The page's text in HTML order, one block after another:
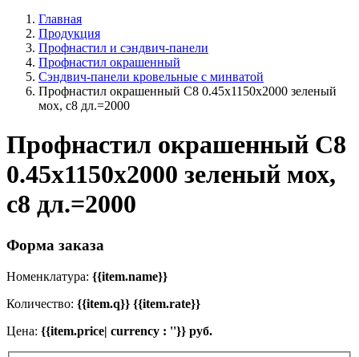
Главная
Продукция
Профнастил и сэндвич-панели
Профнастил окрашенный
Сэндвич-панели кровельные с минватой
Профнастил окрашенный C8 0.45x1150x2000 зеленый
мох, с8 дл.=2000
Профнастил окрашенный C8
0.45x1150x2000 зеленый мох,
с8 дл.=2000
Форма заказа
Номенклатура: {{item.name}}
Количество: {{item.q}} {{item.rate}}
Цена: {{item.price| currency : ''}} руб.